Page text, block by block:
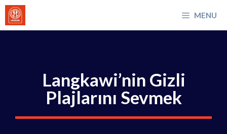
İçeriğe
atla
MENU
Langkawi’nin Gizli
Plajlarını Sevmek